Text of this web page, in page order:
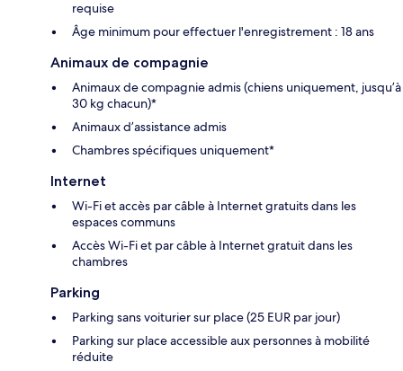
requise
Âge minimum pour effectuer l'enregistrement : 18 ans
Animaux de compagnie
Animaux de compagnie admis (chiens uniquement, jusqu’à
30 kg chacun)*
Animaux d’assistance admis
Chambres spécifiques uniquement*
Internet
Wi-Fi et accès par câble à Internet gratuits dans les
espaces communs
Accès Wi-Fi et par câble à Internet gratuit dans les
chambres
Parking
Parking sans voiturier sur place (25 EUR par jour)
Parking sur place accessible aux personnes à mobilité
réduite